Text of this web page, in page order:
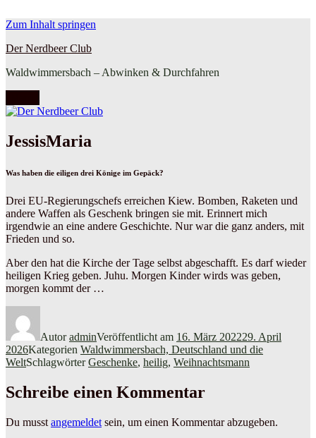
Zum Inhalt springen
Der Nerdbeer Club
Waldwimmersbach – Abwinken & Durchfahren
JessisMaria
Was haben die eiligen drei Könige im Gepäck?
Drei EU-Regierungschefs erreichen Kiew. Bomben, Raketen und
andere Waffen als Geschenk bringen sie mit. Erinnert mich
irgendwie an eine andere Geschichte. Nur war die ganz anders, mit
Frieden und so.
Aber den hat die Kirche der Tage selbst abgeschafft. Es darf wieder
heiligen Krieg geben. Juhu. Morgen Kinder wirds was geben,
morgen kommt der …
AutoradminVeröffentlicht am 16. März 202229. April
2026Kategorien Waldwimmersbach, Deutschland und die
WeltSchlagwörterGeschenke, heilig, Weihnachtsmann
Schreibe einen Kommentar
Du musst angemeldet sein, um einen Kommentar abzugeben.